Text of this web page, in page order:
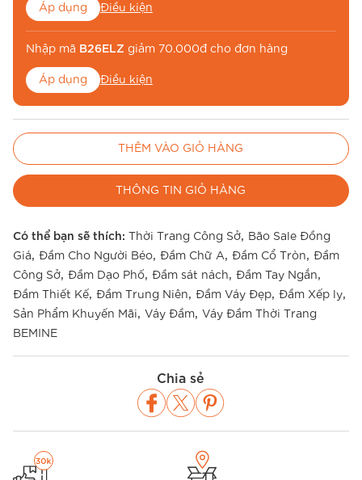
Áp dụng Điều kiện
Nhập mã B26ELZ giảm 70.000đ cho đơn hàng
Áp dụng Điều kiện
Nhập mãBE26MUAđể miễn phí vận chuyển
Điều kiện
THÊM VÀO GIỎ HÀNG
THÔNG TIN GIỎ HÀNG
Có thể bạn sẽ thích: Thời Trang Công Sở, Bão Sale Đồng
Giá, Đầm Cho Người Béo, Đầm Chữ A, Đầm Cổ Tròn, Đầm
Công Sở, Đầm Dạo Phố, Đầm sát nách, Đầm Tay Ngắn,
Đầm Thiết Kế, Đầm Trung Niên, Đầm Váy Đẹp, Đầm Xếp ly,
Sản Phẩm Khuyến Mãi, Váy Đầm, Váy Đầm Thời Trang
BEMINE
Chia sẻ